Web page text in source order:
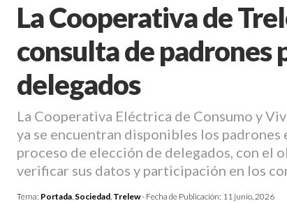
La Cooperativa de
consulta de padrones
delegados
La Cooperativa Eléctrica de Consumo y
ya se encuentran disponibles los
proceso de elección de delegados, con el
verificar sus datos y participación en los
Tema: Portada, Sociedad, Trelew- Fecha de Publicación: 11 junio, 2026